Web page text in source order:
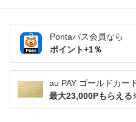
Pontaパス会員なら
ポイント+1％
au PAY ゴールドカー
最大23,000Pもらえる